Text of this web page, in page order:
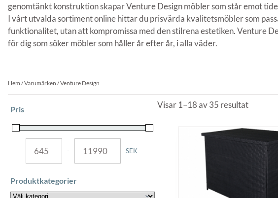
genomtänkt konstruktion skapar Venture Design möbler som står emot
I vårt utvalda sortiment online hittar du prisvärda kvalitetsmöbler som
funktionalitet, utan att kompromissa med den stilrena estetiken. Venture
för dig som söker möbler som håller år efter år, i alla väder.
Hem / Varumärken / Venture Design
Pris
MINIMUM PRICE
-
MAXIMUM PRICE
SEK
Produktkategorier
Visar 1–18 av 35 resultat